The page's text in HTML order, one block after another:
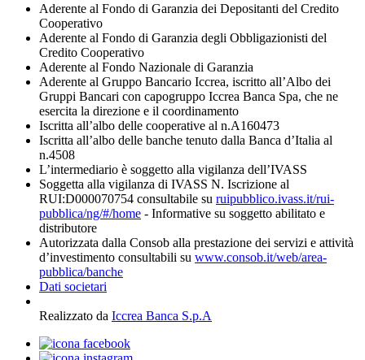
Aderente al Fondo di Garanzia dei Depositanti del Credito
Cooperativo
Aderente al Fondo di Garanzia degli Obbligazionisti del
Credito Cooperativo
Aderente al Fondo Nazionale di Garanzia
Aderente al Gruppo Bancario Iccrea, iscritto all’Albo dei
Gruppi Bancari con capogruppo Iccrea Banca Spa, che ne
esercita la direzione e il coordinamento
Iscritta all’albo delle cooperative al n.A160473
Iscritta all’albo delle banche tenuto dalla Banca d’Italia al
n.4508
L’intermediario è soggetto alla vigilanza dell’IVASS
Soggetta alla vigilanza di IVASS N. Iscrizione al
RUI:D000070754 consultabile su ruipubblico.ivass.it/rui-
pubblica/ng/#/home - Informative su soggetto abilitato e
distributore
Autorizzata dalla Consob alla prestazione dei servizi e attività
d’investimento consultabili su www.consob.it/web/area-
pubblica/banche
Dati societari
Realizzato da Iccrea Banca S.p.A